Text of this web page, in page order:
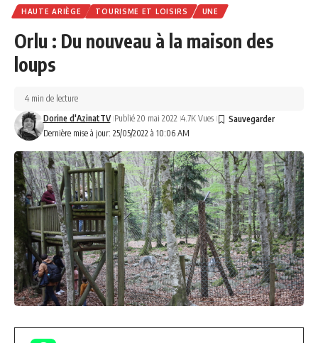
HAUTE ARIÈGE TOURISME ET LOISIRS UNE
Orlu : Du nouveau à la maison des
loups
Dernière mise à jour: 25/05/2022 à 10:06 AM
Dorine d'AzinatTV Publié 20 mai 2022 4.7K Vues
4 min de lecture